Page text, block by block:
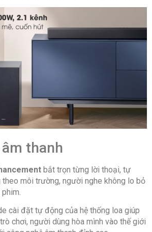
thanh: 80W
thanh: Ngang 85.88 cm – Sâu
Sub: 220W
Sub: Ngang 18.4 cm – Sâu 29.5
cm – Nặng 4.5 kg
loa Bass: 1 loa
Bass: 16.51 cm
loa Woofer:2 loa
thanh
bắt trọn từng lời thoại, tự
môi trường, người nghe không lo bỏ
cài đặt tự động của hệ thống loa giúp
chơi, người dùng hòa mình vào thế giới